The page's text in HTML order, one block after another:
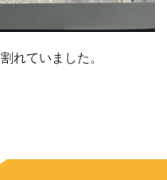
れていました。